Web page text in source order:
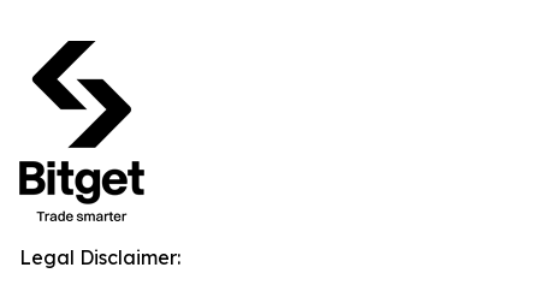
Legal Disclaimer: